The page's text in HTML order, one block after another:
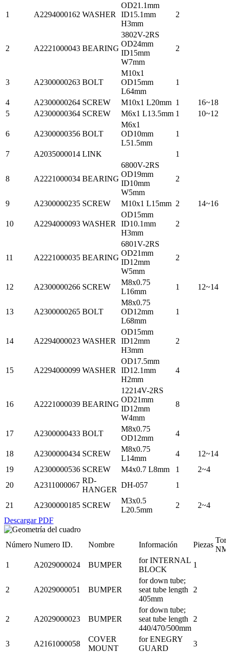
1 A2294000162 WASHER
OD21.1mm
ID15.1mm
H3mm
2
2 A2221000043 BEARING
3802V-2RS
OD24mm
ID15mm
W7mm
2
3 A2300000263 BOLT
M10x1
OD15mm
L64mm
1
4 A2300000264 SCREW M10x1 L20mm 1
16~18
5
A2300000364 SCREW M6x1 L13.5mm 1 10~12
6 A2300000356 BOLT
M6x1
OD10mm
L51.5mm
1
7 A2035000014 LINK 1
8 A2221000034 BEARING
6800V-2RS
OD19mm
ID10mm
W5mm
2
9 A2300000235 SCREW M10x1 L15mm 2 14~16
10 A2294000093 WASHER
OD15mm
ID10.1mm
H3mm
2
11 A2221000035 BEARING
6801V-2RS
OD21mm
ID12mm
W5mm
2
12 A2300000266 SCREW
M8x0.75
L16mm
1 12~14
13 A2300000265 BOLT
M8x0.75
OD12mm
L68mm
1
14 A2294000023 WASHER
OD15mm
ID12mm
H3mm
2
15 A2294000099 WASHER
OD17.5mm
ID12.1mm
H2mm
4
16 A2221000039 BEARING
12214V-2RS
OD21mm
ID12mm
W4mm
8
17 A2300000433 BOLT
M8x0.75
OD12mm
4
18 A2300000434 SCREW
M8x0.75
L14mm
4
12~14
19
A2300000536 SCREW M4x0.7 L8mm 1
2~4
20
A2311000067
RD-
HANGER
DH-057 1
21 A2300000185 SCREW
M3x0.5
L20.5mm
2
2~4
Descargar PDF
Número Numero ID. Nombre Información Piezas
1
A2029000024 BUMPER
for INTERNAL
BLOCK
1
2 A2029000051 BUMPER
for down tube;
seat tube length
405mm
2
2 A2029000023 BUMPER
for down tube;
seat tube length
440/470/500mm
2
3 A2161000058
COVER
MOUNT
for ENEGRY
GUARD
3